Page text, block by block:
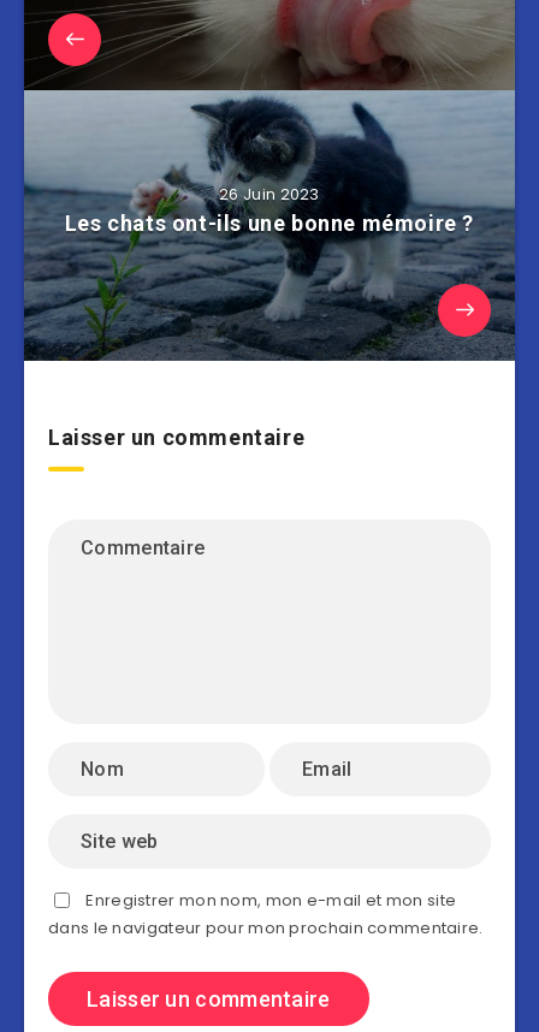
26 Juin 2023
Les chats ont-ils une bonne mémoire ?
Laisser un commentaire
Enregistrer mon nom, mon e-mail et mon site
dans le navigateur pour mon prochain commentaire.